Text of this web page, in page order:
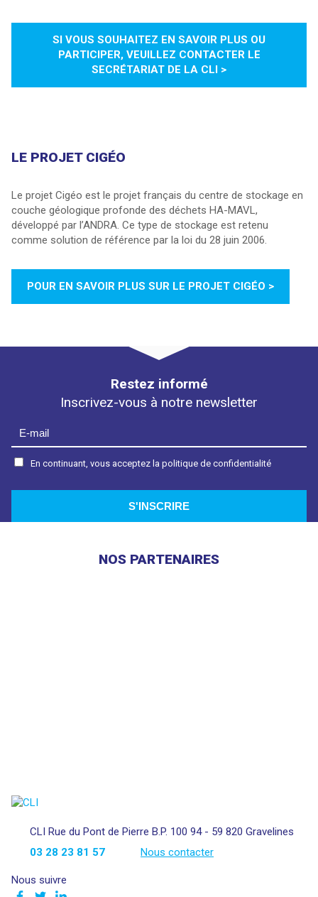
SI VOUS SOUHAITEZ EN SAVOIR PLUS OU
PARTICIPER, VEUILLEZ CONTACTER LE
SECRÉTARIAT DE LA CLI >
LE PROJET CIGÉO
Le projet Cigéo est le projet français du centre de stockage en
couche géologique profonde des déchets HA-MAVL,
développé par l’ANDRA. Ce type de stockage est retenu
comme solution de référence par la loi du 28 juin 2006.
POUR EN SAVOIR PLUS SUR LE PROJET CIGÉO >
Restez informé
Inscrivez-vous à notre newsletter
En continuant, vous acceptez la politique de confidentialité
NOS PARTENAIRES
CLI Rue du Pont de Pierre B.P. 100 94 - 59 820 Gravelines
03 28 23 81 57
Nous contacter
Nous suivre